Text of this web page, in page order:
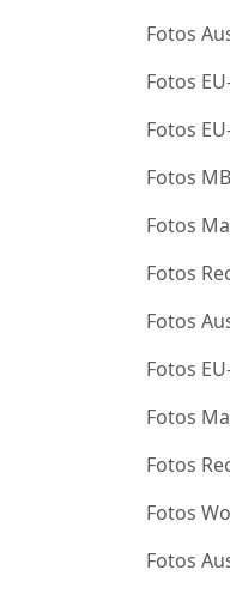
Fotos
Fotos
Fotos
Fotos
Fotos
Fotos
Fotos
Fotos
Fotos
Fotos
Fotos
Fotos